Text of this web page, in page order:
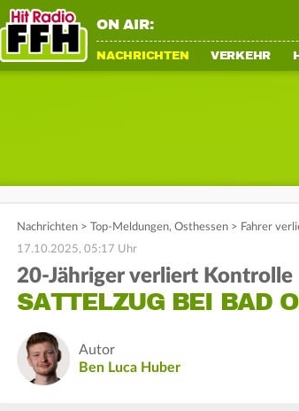
ON AIR:
NACHRICHTEN VERKEHR
Nachrichten > Top-Meldungen, Osthessen > Fahrer
17.10.2025, 05:17 Uhr
20-Jähriger verliert Kontrolle
SATTELZUG BEI BAD
Autor
Ben Luca Huber